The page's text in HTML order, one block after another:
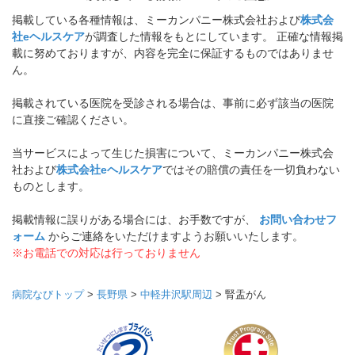
掲載している各種情報は、ミーカンパニー株式会社および株式会
社eヘルスケアが調査した情報をもとにしています。 正確な情報掲
載に努めておりますが、内容を完全に保証するものではありませ
ん。
掲載されている医院を受診される場合は、事前に必ず該当の医院
に直接ご確認ください。
当サービスによって生じた損害について、ミーカンパニー株式会
社および株式会社eヘルスケアではその賠償の責任を一切負わない
ものとします。
掲載情報に誤りがある場合には、お手数ですが、 お問い合わせフ
ォーム からご連絡をいただけますようお願いいたします。
※お電話での対応は行っておりません
病院なびトップ> 長野県 > 中軽井沢駅周辺 > 腎盂がん